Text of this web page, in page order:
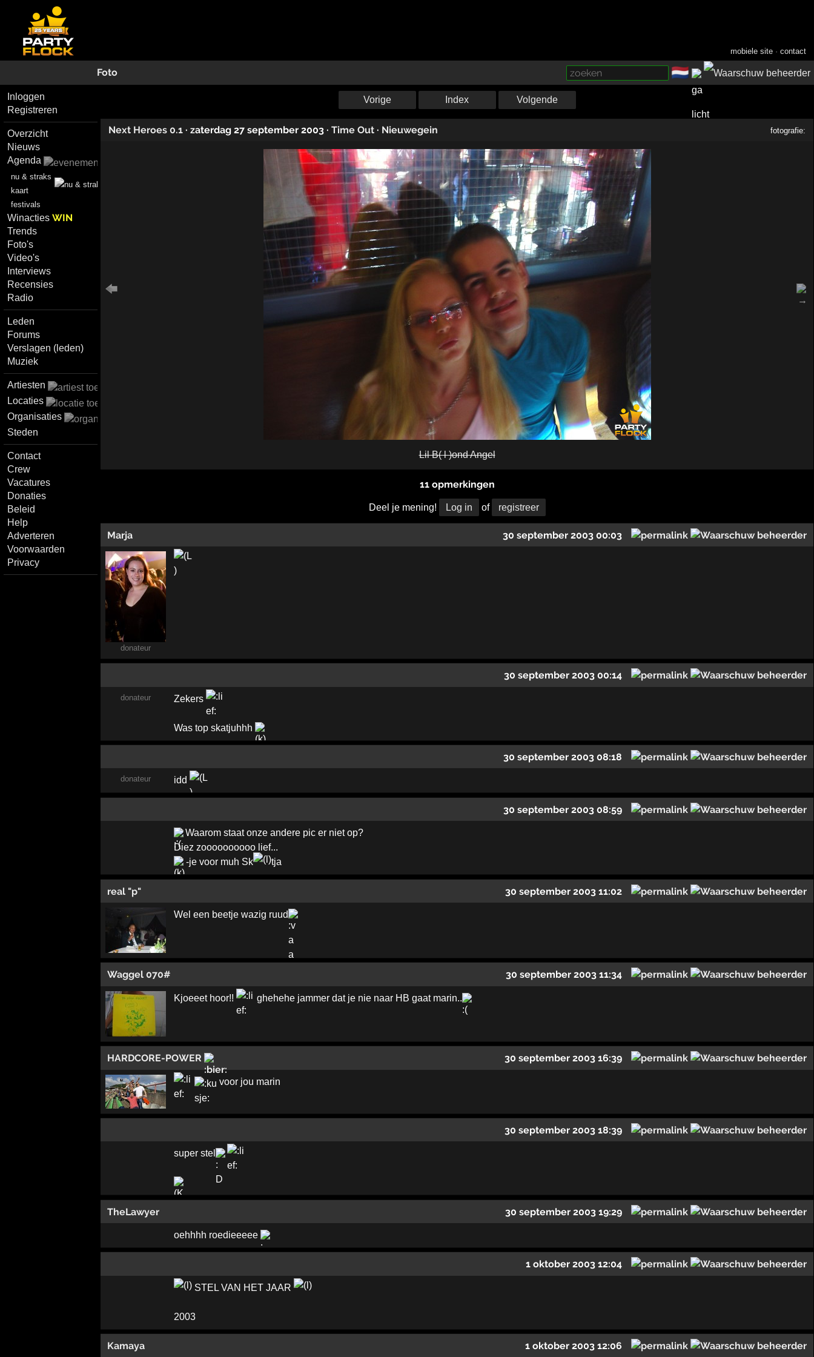
mobiele site ·contact
Foto 🇳🇱
Inloggen
Registreren
Overzicht
Nieuws
Agenda
nu & straks
kaart
festivals
WinactiesWIN
Trends
Foto's
Video's
Interviews
Recensies
Radio
Leden
Forums
Verslagen (leden)
Muziek
Artiesten
Locaties
Organisaties
Steden
Contact
Crew
Vacatures
Donaties
Beleid
Help
Adverteren
Voorwaarden
Privacy
Vorige Index Volgende
Next Heroes 0.1 · zaterdag 27 september 2003 · Time Out · Nieuwegein fotografie:
Lil B( l )ond Angel
11 opmerkingen
Deel je mening! Log in of registreer
Marja 30 september 2003 00:03
donateur
30 september 2003 00:14
donateur Zekers
Was top skatjuhhh
30 september 2003 08:18
donateur idd
30 september 2003 08:59
Waarom staat onze andere pic er niet op?
Diez zoooooooooo lief...
-je voor muh Sk
tja
real "p" 30 september 2003 11:02
Wel een beetje wazig ruud
Waggel 070# 30 september 2003 11:34
Kjoeeet hoor!! ghehehe jammer dat je nie naar HB gaat marin..
HARDCORE-POWER 30 september 2003 16:39
voor jou marin
30 september 2003 18:39
super stel
TheLawyer 30 september 2003 19:29
oehhhh roedieeeee
1 oktober 2003 12:04
STEL VAN HET JAAR
2003
Kamaya 1 oktober 2003 12:06